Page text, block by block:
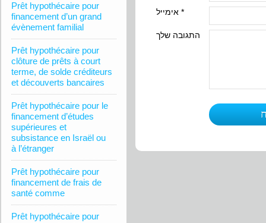
Prêt hypothécaire pour
financement d’un grand
évènement familial
Prêt hypothécaire pour
clôture de prêts à court
terme, de solde créditeurs
et découverts bancaires
Prêt hypothécaire pour le
financement d’études
supérieures et
subsistance en Israël ou
à l’étranger
Prêt hypothécaire pour
financement de frais de
santé comme
Prêt hypothécaire pour
אימייל *
התגובה שלך